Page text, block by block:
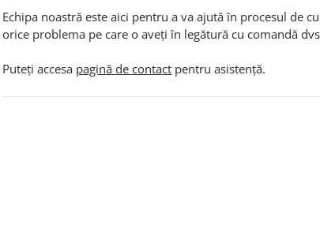
Echipa noastră este aici pentru a va ajută în procesul de
orice problema pe care o aveți în legătură cu comandă
Puteți accesa pagină de contact pentru asistență.